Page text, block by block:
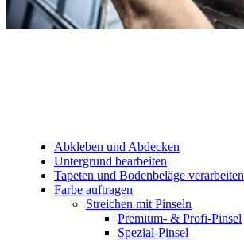
Abkleben und Abdecken
Untergrund bearbeiten
Tapeten und Bodenbeläge verarbeiten
Farbe auftragen
Streichen mit Pinseln
Premium- & Profi-Pinsel
Spezial-Pinsel